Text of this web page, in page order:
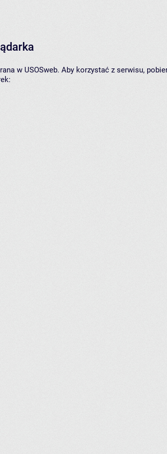
w USOSweb. Aby korzystać z serwisu,